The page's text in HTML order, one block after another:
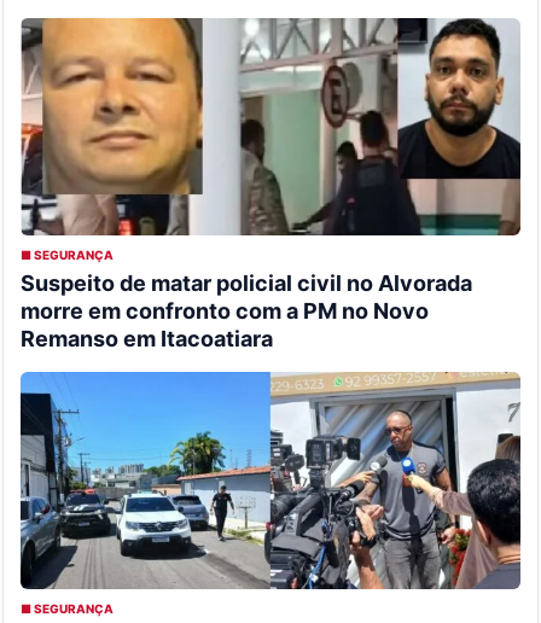
■ SEGURANÇA
Suspeito de matar policial civil no Alvorada
morre em confronto com a PM no Novo
Remanso em Itacoatiara
■ SEGURANÇA